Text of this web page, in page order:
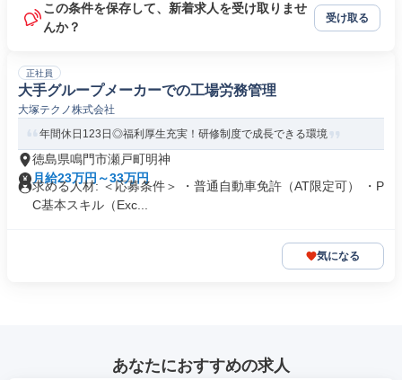
この条件を保存して、新着求人を受け取りませ
んか？
受け取る
正社員
大手グループメーカーでの工場労務管理
大塚テクノ株式会社
年間休日123日◎福利厚生充実！研修制度で成長できる環境
徳島県鳴門市瀬戸町明神
月給23万円～33万円
求める人材: ＜応募条件＞ ・普通自動車免許（AT限定可） ・P
C基本スキル（Exc...
気になる
あなたにおすすめの求人